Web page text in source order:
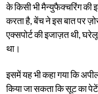
के किसी भी मैन्युफैक्चरिंग की
करता है, बेंच ने इस बात पर
एक्सपोर्ट की इजाज़त थी,
था।
इसमें यह भी कहा गया कि
किया जा सकता कि सूट का